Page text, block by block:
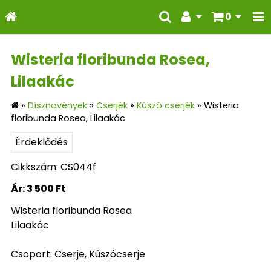
0
Wisteria floribunda Rosea,
Lilaakác
» Dísznövények » Cserjék » Kúszó cserjék » Wisteria
floribunda Rosea, Lilaakác
Érdeklődés
Cikkszám: CS044f
Ár:3 500 Ft
Wisteria floribunda Rosea
Lilaakác
Csoport: Cserje, Kúszócserje